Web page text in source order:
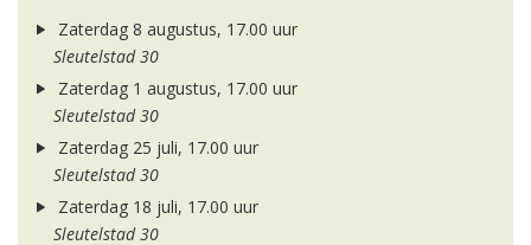
Zaterdag 8 augustus, 17.00 uur
Sleutelstad 30
Zaterdag 1 augustus, 17.00 uur
Sleutelstad 30
Zaterdag 25 juli, 17.00 uur
Sleutelstad 30
Zaterdag 18 juli, 17.00 uur
Sleutelstad 30